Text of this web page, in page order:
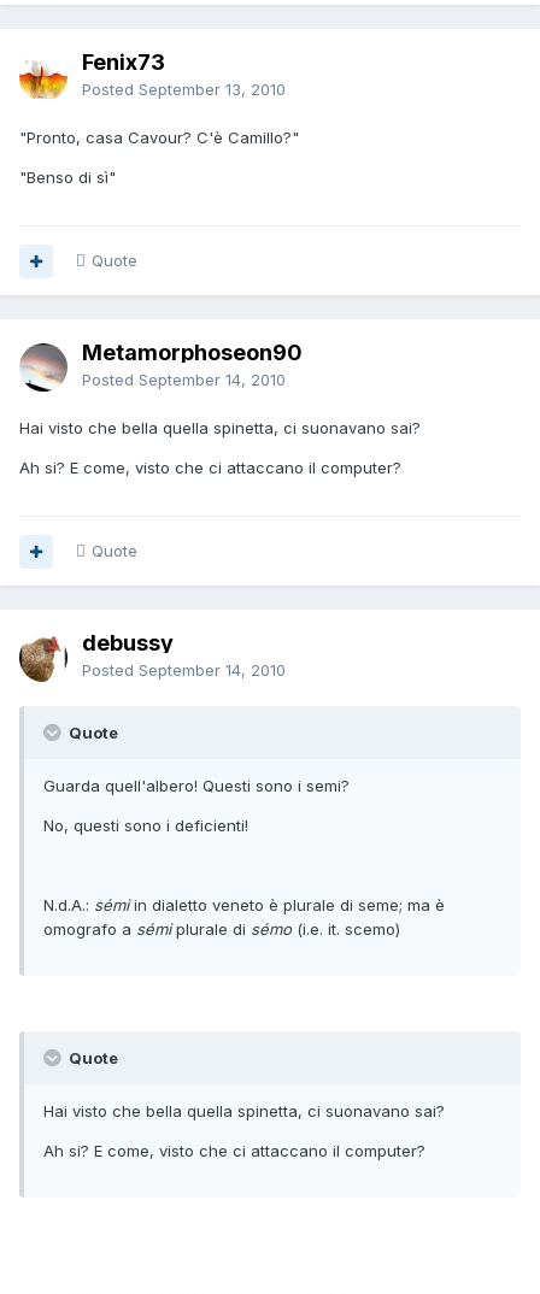
Fenix73
Posted September 13, 2010
"Pronto, casa Cavour? C'è Camillo?"
"Benso di sì"
Quote
Metamorphoseon90
Posted September 14, 2010
Hai visto che bella quella spinetta, ci suonavano sai?
Ah si? E come, visto che ci attaccano il computer?
Quote
debussy
Posted September 14, 2010
Quote
Guarda quell'albero! Questi sono i semi?
No, questi sono i deficienti!
N.d.A.: sémiin dialetto veneto è plurale di seme; ma è
omografo a sémiplurale di sémo (i.e. it. scemo)
Quote
Hai visto che bella quella spinetta, ci suonavano sai?
Ah si? E come, visto che ci attaccano il computer?